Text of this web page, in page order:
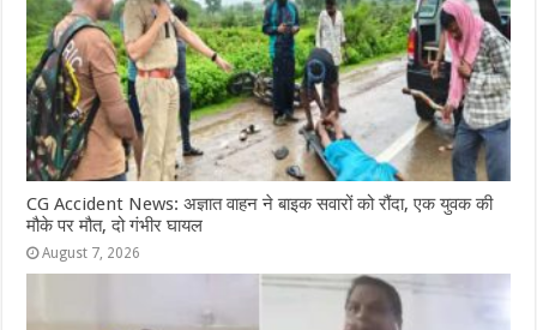
CG Accident News: अज्ञात वाहन ने बाइक सवारों को रौंदा, एक युवक की
मौके पर मौत, दो गंभीर घायल
August 7, 2026